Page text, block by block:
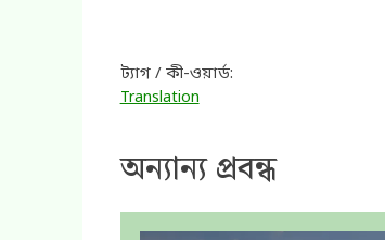
ট্যাগ / কী-ওয়ার্ড:
Translation
অন্যান্য প্রবন্ধ